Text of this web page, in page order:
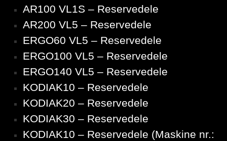
AR100 VL1S – Reservedele
AR200 VL5 – Reservedele
ERGO60 VL5 – Reservedele
ERGO100 VL5 – Reservedele
ERGO140 VL5 – Reservedele
KODIAK10 – Reservedele
KODIAK20 – Reservedele
KODIAK30 – Reservedele
KODIAK10 – Reservedele (Maskine nr.: